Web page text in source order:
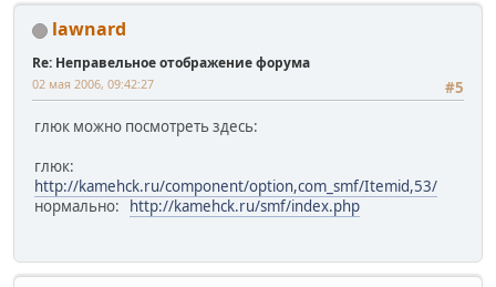
lawnard
Re: Неправельное отображение форума
#5
02 мая 2006, 09:42:27
глюк можно посмотреть здесь:
глюк:
http://kamehck.ru/component/option,com_smf/Itemid,53/
нормально: http://kamehck.ru/smf/index.php